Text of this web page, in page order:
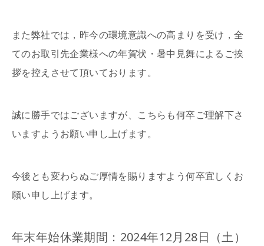
また弊社では，昨今の環境意識への高まりを受け，全
てのお取引先企業様への年賀状・暑中見舞によるご挨
拶を控えさせて頂いております。
誠に勝手ではございますが、こちらも何卒ご理解下さ
いますようお願い申し上げます。
今後とも変わらぬご厚情を賜りますよう何卒宜しくお
願い申し上げます。
年末年始休業期間：2024年12月28日（土）